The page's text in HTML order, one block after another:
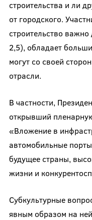
строительства и ли
от городского.
строительство
2,5), обладает
могут со своей
отрасли.
В частности,
открывший
«Вложение в
автомобильные
будущее страны,
жизни и
Субкультурные
явным образом на